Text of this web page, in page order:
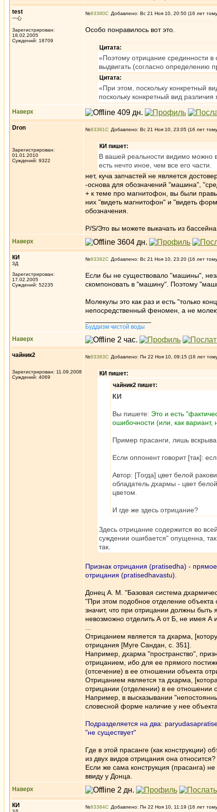
test
一心
Зарегистрирован:
18.02.2005
Суждений: 18709
№83380 Добавлено: Вс 21 Ноя 10, 20:50 (16 лет
Особо понравилось вот это.
Цитата:
«Поэтому отрицание срединности
выдвигать (согласно определению
Цитата:
«При этом, поскольку конкретный
поскольку конкретный вид
Наверх
Dron
Зарегистрирован:
01.01.2010
Суждений: 9322
№83381 Добавлено: Вс 21 Ноя 10, 23:05 (16 лет
КИ пишет:
В вашей реальности видимо можно
есть нечто иное, чем все его части.
нет, куча запчастей не является
-основа для обозначений "машина",
+ к теме про магнитофон, вы были
них "видеть магнитофон" и "видеть
обозначения.
P/S/Это вы можете выкачать из
Наверх
КИ
3Д
Зарегистрирован:
17.02.2005
Суждений: 52235
№83382 Добавлено: Вс 21 Ноя 10, 23:20 (16 лет
Если бы не существовало "машины",
скомпоновать в "машину". Поэтому
Молекулы это как раз и есть "только
непосредственный феномен, а не
Буддизм чистой воды
Наверх
чайник2
Зарегистрирован: 11.09.2008
Суждений: 4069
№83383 Добавлено: Пн 22 Ноя 10, 09:15 (16 лет
КИ пишет:
чайник2 пишет:
КИ
Вы пишете: Это и есть
ошибочности (или, как вариант,
Пример прасанги, лишь
Если оппонент говорит [так]:
Автор: [Тогда] цвет белой
обладатель дхармы - цвет
цветом.
И где же здесь отрицание?
Здесь отрицание содержится во
суждении ошибается" опущенна,
так.
Признак отрицания (pratisedha) -
отрицания (pratisedhavastu).
Донец А. М. "Базовая система
"При этом подобное отделение
значит, что при отрицании должны
невозможно отделить А от Б, не имея А
Отрицанием является та дхарма,
отрицания [Муге Сандан, с. 351].
Например, дхарма "пространство",
отрицанием, ибо для ее прямого
(отсечение) в ее отношении объекта
Отрицанием является та дхарма,
отрицании (отделении) в ее отношении
Например, в высказывании
словесной форме наличие у нее
Подразделяется на два:
"не существует"
Где в этой прасанге (как конструкции)
из двух видов отрицания она относится?
Если же сама конструкция (прасанга)
ввиду у Донца.
Наверх
КИ №83384 Добавлено: Пн 22 Ноя 10, 11:19 (16 лет